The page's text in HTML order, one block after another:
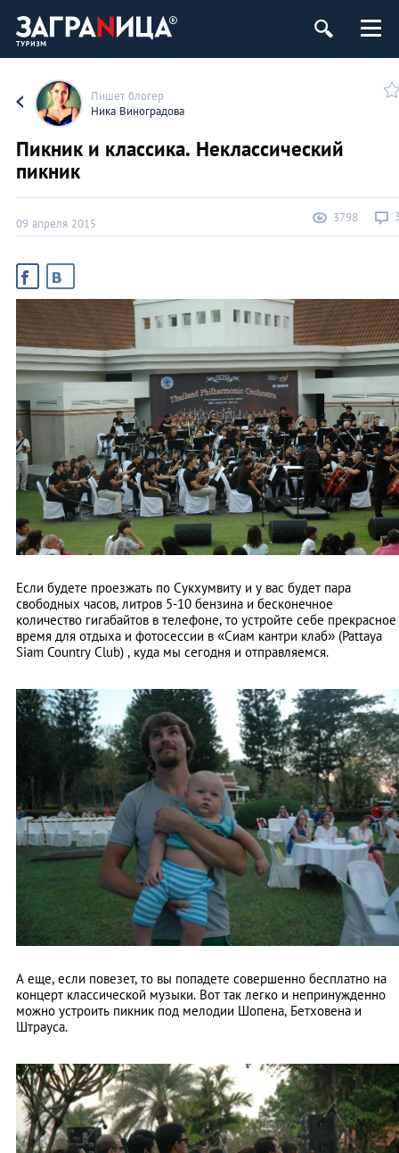
Пишет блогер
Ника Виноградова
Пикник и классика. Неклассический
пикник
09 апреля 2015 3798
Если будете проезжать по Сукхумвиту и у вас будет пара
свободных часов, литров 5-10 бензина и бесконечное
количество гигабайтов в телефоне, то устройте себе прекрасное
время для отдыха и фотосессии в «Сиам кантри клаб» (Pattaya
Siam Country Club) , куда мы сегодня и отправляемся.
А еще, если повезет, то вы попадете совершенно бесплатно на
концерт классической музыки. Вот так легко и непринужденно
можно устроить пикник под мелодии Шопена, Бетховена и
Штрауса.